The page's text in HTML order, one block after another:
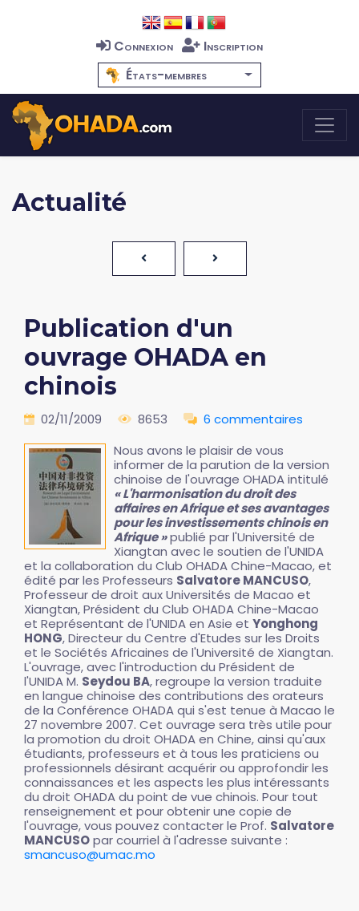
Connexion
Inscription
États-membres
Actualité
Publication d'un
ouvrage OHADA en
chinois
02/11/2009 8653
6 commentaires
Nous avons le plaisir de vous
informer de la parution de la version
chinoise de l'ouvrage OHADA intitulé
« L'harmonisation du droit des
affaires en Afrique et ses avantages
pour les investissements chinois en
Afrique »publié par l'Université de
Xiangtan avec le soutien de l'UNIDA
et la collaboration du Club OHADA Chine-Macao, et
édité par les Professeurs Salvatore MANCUSO,
Professeur de droit aux Universités de Macao et
Xiangtan, Président du Club OHADA Chine-Macao
et Représentant de l'UNIDA en Asie et Yonghong
HONG, Directeur du Centre d'Etudes sur les Droits
et le Sociétés Africaines de l'Université de Xiangtan.
L'ouvrage, avec l'introduction du Président de
l'UNIDA M. Seydou BA, regroupe la version traduite
en langue chinoise des contributions des orateurs
de la Conférence OHADA qui s'est tenue à Macao le
27 novembre 2007. Cet ouvrage sera très utile pour
la promotion du droit OHADA en Chine, ainsi qu'aux
étudiants, professeurs et à tous les praticiens ou
professionnels désirant acquérir ou approfondir les
connaissances et les aspects les plus intéressants
du droit OHADA du point de vue chinois. Pour tout
renseignement et pour obtenir une copie de
l'ouvrage, vous pouvez contacter le Prof. Salvatore
MANCUSOpar courriel à l'adresse suivante :
smancuso@umac.mo